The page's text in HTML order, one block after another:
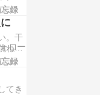
を下
もみ
応し
プパ
これ
楽に
にヒ
録
。干
ねも
ヒラ
層で
食っ
！あ
録
てき